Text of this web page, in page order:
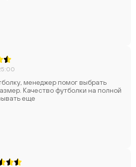
менеджер помог выбрать
Качество футболки на полной
еще